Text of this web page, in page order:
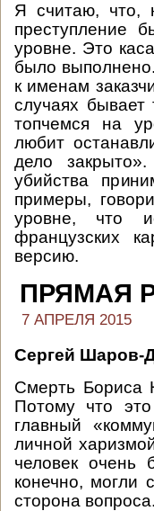
Я считаю, что,
преступление
уровне. Это
было
к именам
случаях
топчемся на
любит
дело
убийства
примеры,
уровне, что
французских
версию.
ПРЯМАЯ
7 АПРЕЛЯ 2015
Сергей Шаров-
Смерть Бориса
Потому что
главный
личной
человек очень
конечно, могли
сторона вопроса.